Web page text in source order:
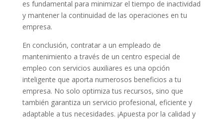
es fundamental para minimizar el tiempo de inactividad
y mantener la continuidad de las operaciones en tu
empresa.
En conclusión, contratar a un empleado de
mantenimiento a través de un centro especial de
empleo con servicios auxiliares es una opción
inteligente que aporta numerosos beneficios a tu
empresa. No solo optimiza tus recursos, sino que
también garantiza un servicio profesional, eficiente y
adaptable a tus necesidades. ¡Apuesta por la calidad y